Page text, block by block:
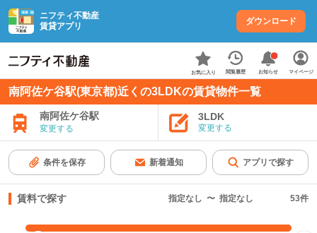
ニフティ不動産
賃貸アプリ
ダウンロード
お気に入り 閲覧履歴 お知らせ マイページ
南阿佐ケ谷駅(東京都)近くの3LDKの賃貸物件一覧
南阿佐ケ谷駅
変更する
3LDK
変更する
条件を保存 新着通知 アプリで探す
賃料で探す 指定なし 〜 指定なし 53件